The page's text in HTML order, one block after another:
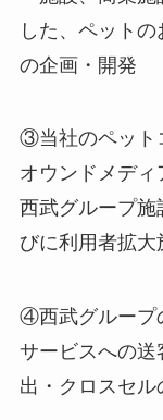
した、ペット
の企画・開発
③当社のペット
オウンドメディ
西武グループ施
びに利用者拡大
④西武グループ
サービスへの送
出・クロスセル